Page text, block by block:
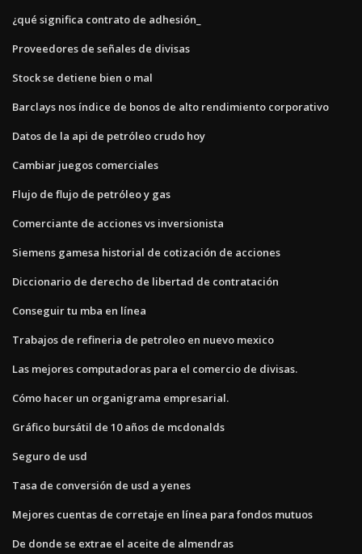
¿qué significa contrato de adhesión_
Proveedores de señales de divisas
Stock se detiene bien o mal
Barclays nos índice de bonos de alto rendimiento corporativo
Datos de la api de petróleo crudo hoy
Cambiar juegos comerciales
Flujo de flujo de petróleo y gas
Comerciante de acciones vs inversionista
Siemens gamesa historial de cotización de acciones
Diccionario de derecho de libertad de contratación
Conseguir tu mba en línea
Trabajos de refineria de petroleo en nuevo mexico
Las mejores computadoras para el comercio de divisas.
Cómo hacer un organigrama empresarial.
Gráfico bursátil de 10 años de mcdonalds
Seguro de usd
Tasa de conversión de usd a yenes
Mejores cuentas de corretaje en línea para fondos mutuos
De donde se extrae el aceite de almendras